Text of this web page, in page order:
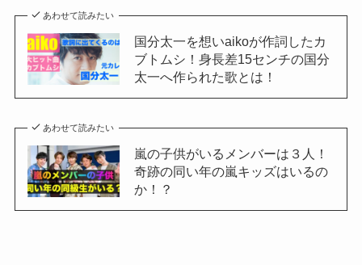
あわせて読みたい
国分太一を想いaikoが作詞したカ
ブトムシ！身長差15センチの国分
太一へ作られた歌とは！
あわせて読みたい
嵐の子供がいるメンバーは３人！
奇跡の同い年の嵐キッズはいるの
か！？